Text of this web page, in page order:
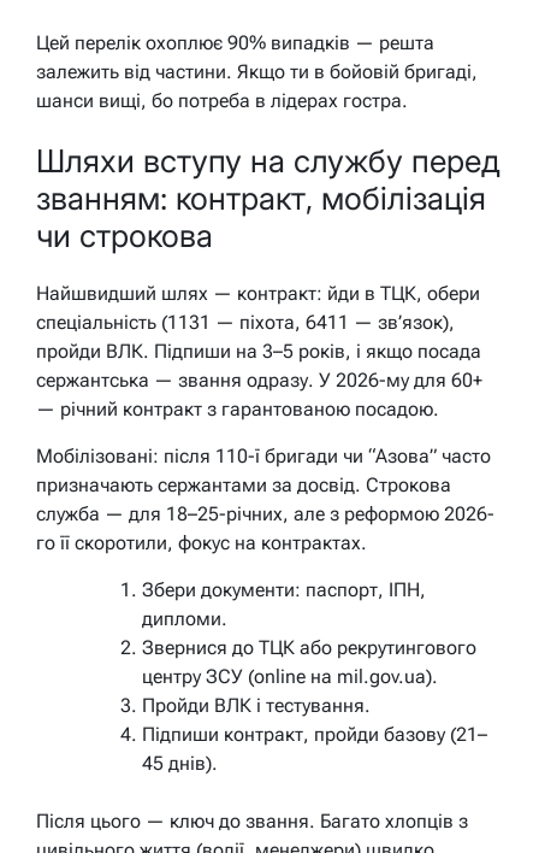
Цей перелік охоплює 90% випадків — решта
залежить від частини. Якщо ти в бойовій бригаді,
шанси вищі, бо потреба в лідерах гостра.
Шляхи вступу на службу перед
званням: контракт, мобілізація
чи строкова
Найшвидший шлях — контракт: йди в ТЦК, обери
спеціальність (1131 — піхота, 6411 — зв’язок),
пройди ВЛК. Підпиши на 3–5 років, і якщо посада
сержантська — звання одразу. У 2026-му для 60+
— річний контракт з гарантованою посадою.
Мобілізовані: після 110-ї бригади чи “Азова” часто
призначають сержантами за досвід. Строкова
служба — для 18–25-річних, але з реформою 2026-
го її скоротили, фокус на контрактах.
Збери документи: паспорт, ІПН,
дипломи.
Звернися до ТЦК або рекрутингового
центру ЗСУ (online на mil.gov.ua).
Пройди ВЛК і тестування.
Підпиши контракт, пройди базову (21–
45 днів).
Після цього — ключ до звання. Багато хлопців з